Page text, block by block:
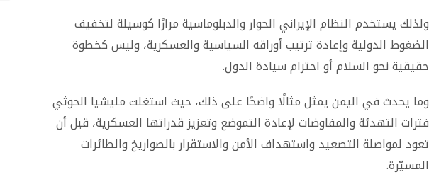
ولذلك يستخدم النظام الإيراني الحوار والدبلوماسية مرارًا كوسيلة لتخفيف
الضغوط الدولية وإعادة ترتيب أوراقه السياسية والعسكرية، وليس كخطوة
حقيقية نحو السلام أو احترام سيادة الدول.
وما يحدث في اليمن يمثل مثالًا واضحًا على ذلك، حيث استغلت مليشيا الحوثي
فترات التهدئة والمفاوضات لإعادة التموضع وتعزيز قدراتها العسكرية، قبل أن
تعود لمواصلة التصعيد واستهداف الأمن والاستقرار بالصواريخ والطائرات
المسيّرة.